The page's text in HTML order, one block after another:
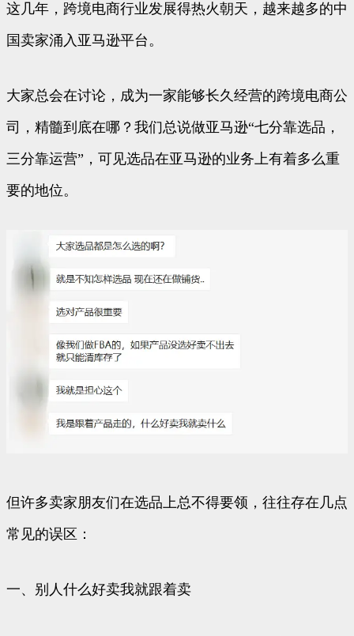
这几年，跨境电商行业发展得热火朝天，越来越多的中
国卖家涌入亚马逊平台。
大家总会在讨论，成为一家能够长久经营的跨境电商公
司，精髓到底在哪？我们总说做亚马逊“七分靠选品，
三分靠运营”，可见选品在亚马逊的业务上有着多么重
要的地位。
但许多卖家朋友们在选品上总不得要领，往往存在几点
常见的误区：
一、别人什么好卖我就跟着卖